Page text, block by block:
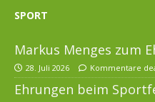
SPORT
Markus Menges zum
28. Juli 2026 Kommentare
Ehrungen beim